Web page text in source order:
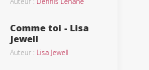
Comme toi - Lisa
Jewell
Auteur : Lisa Jewell